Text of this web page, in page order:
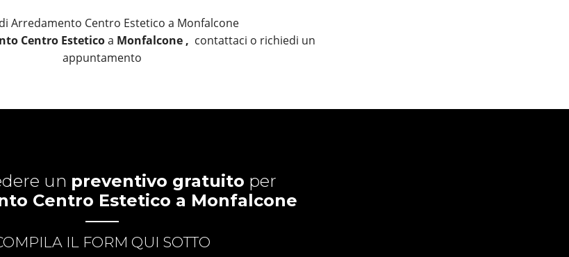
Arredamento Centro Estetico a Monfalcone
Centro Esteticoa Monfalcone , contattaci o richiedi un
appuntamento
un preventivo gratuito per
Centro Estetico a Monfalcone
IL FORM QUI SOTTO